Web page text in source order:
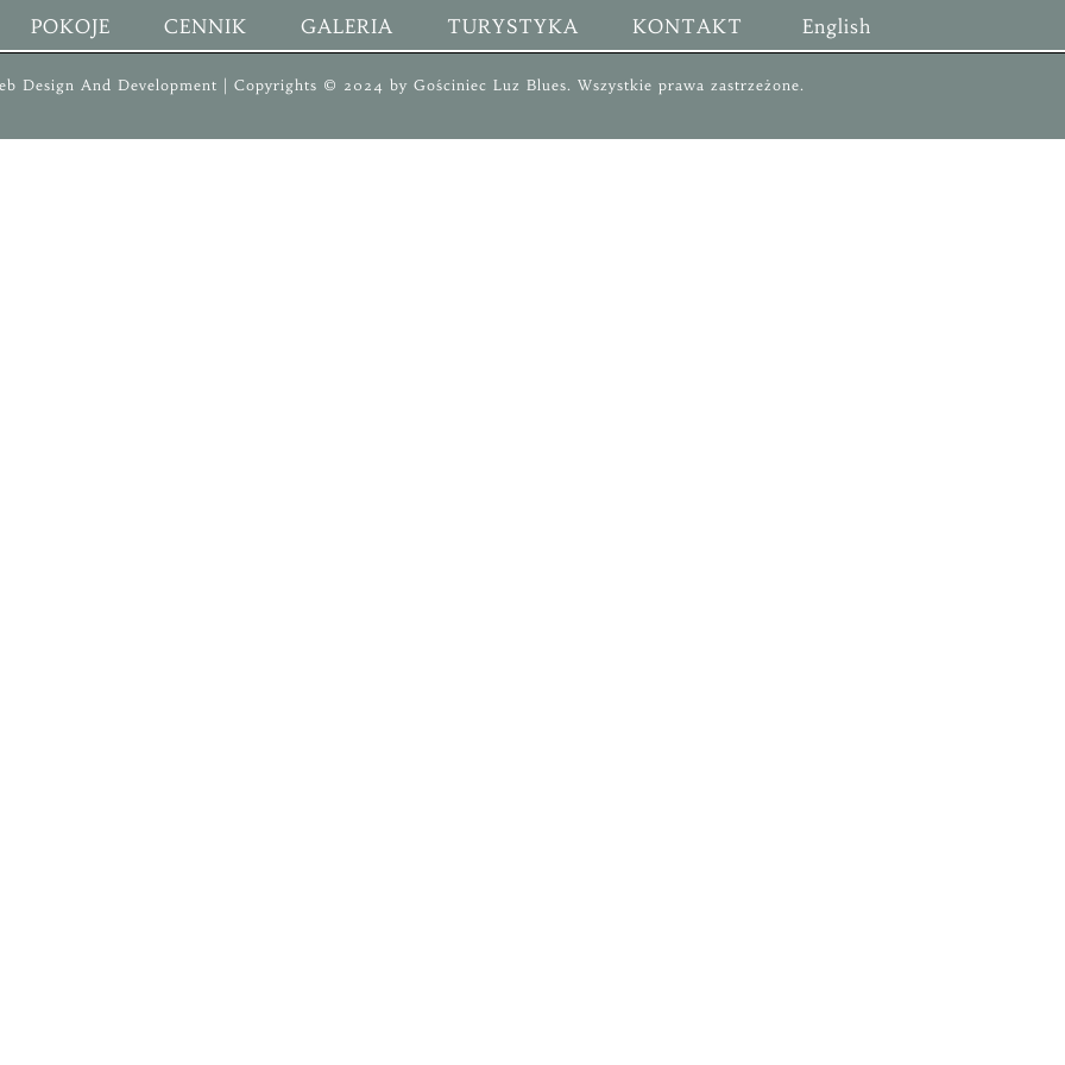
POKOJE CENNIK GALERIA TURYSTYKA KONTAKT English
Design And Development | Copyrights © 2024 by Gościniec Luz Blues. Wszystkie prawa zastrzeżone.